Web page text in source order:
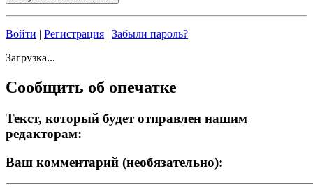
Войти | Регистрация | Забыли пароль?
Загрузка...
Сообщить об опечатке
Текст, который будет отправлен нашим
редакторам:
Ваш комментарий (необязательно):